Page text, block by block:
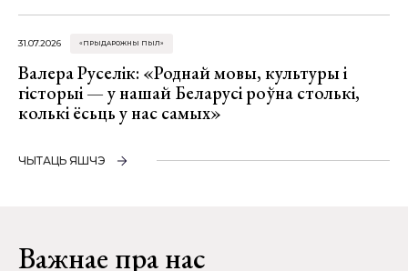
31.07.2026 «ПРЫДАРОЖНЫ ПЫЛ»
Валера Руселік: «Роднай мовы, культуры і
гісторыі — у нашай Беларусі роўна столькі,
колькі ёсьць у нас самых»
ЧЫТАЦЬ ЯШЧЭ
Важнае пра нас